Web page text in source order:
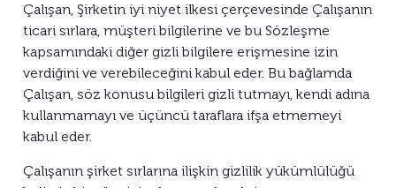
Çalışan, Şirketin iyi niyet ilkesi çerçevesinde Çalışanın
ticari sırlara, müşteri bilgilerine ve bu Sözleşme
kapsamındaki diğer gizli bilgilere erişmesine izin
verdiğini ve verebileceğini kabul eder. Bu bağlamda
Çalışan, söz konusu bilgileri gizli tutmayı, kendi adına
kullanmamayı ve üçüncü taraflara ifşa etmemeyi
kabul eder.
Çalışanın şirket sırlarına ilişkin gizlilik yükümlülüğü